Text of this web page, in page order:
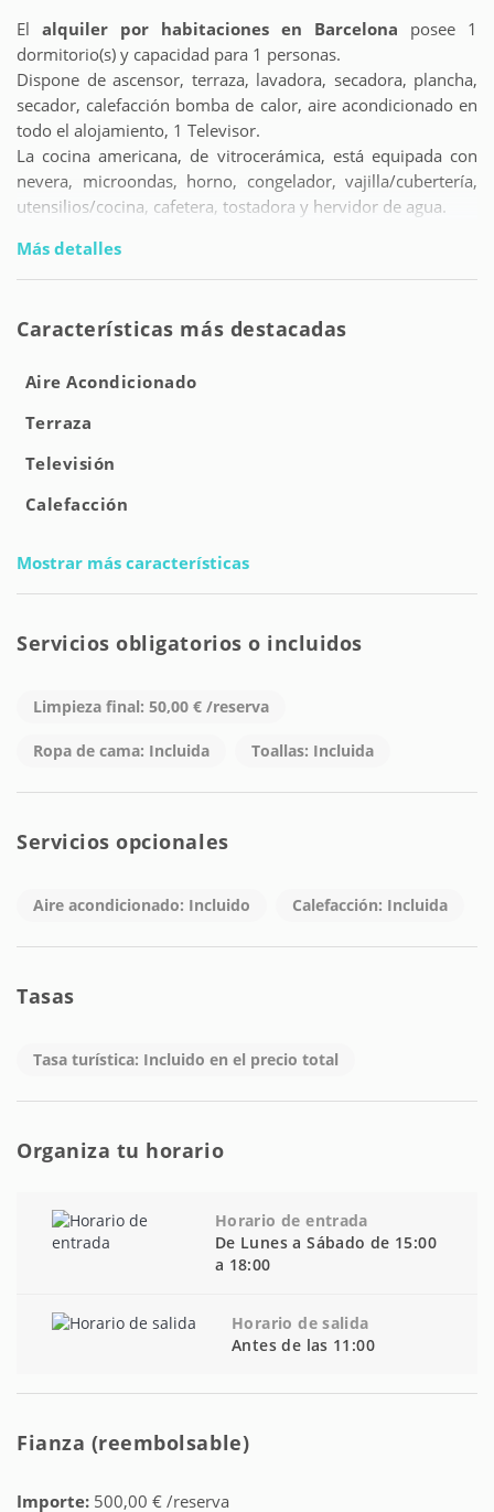
El alquiler por habitaciones en Barcelona posee 1
dormitorio(s) y capacidad para 1 personas.
Dispone de ascensor, terraza, lavadora, secadora, plancha,
secador, calefacción bomba de calor, aire acondicionado en
todo el alojamiento, 1 Televisor.
La cocina americana, de vitrocerámica, está equipada con
nevera, microondas, horno, congelador, vajilla/cubertería,
utensilios/cocina, cafetera, tostadora y hervidor de agua.
Más detalles
Características más destacadas
Aire Acondicionado
Terraza
Televisión
Calefacción
Mostrar más características
Servicios obligatorios o incluidos
Limpieza final: 50,00 € /reserva
Ropa de cama: Incluida Toallas: Incluida
Servicios opcionales
Aire acondicionado: Incluido Calefacción: Incluida
Tasas
Tasa turística: Incluido en el precio total
Organiza tu horario
Horario de entrada
De Lunes a Sábado de 15:00
a 18:00
Horario de salida
Antes de las 11:00
Fianza (reembolsable)
Importe: 500,00 € /reserva